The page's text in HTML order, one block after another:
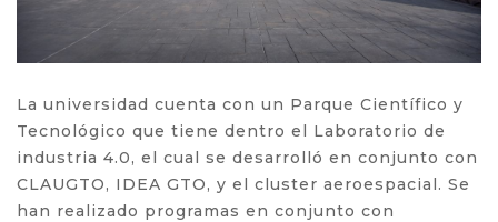
La universidad cuenta con un Parque Científico y
Tecnológico que tiene dentro el Laboratorio de
industria 4.0, el cual se desarrolló en conjunto con
CLAUGTO, IDEA GTO, y el cluster aeroespacial. Se
han realizado programas en conjunto con